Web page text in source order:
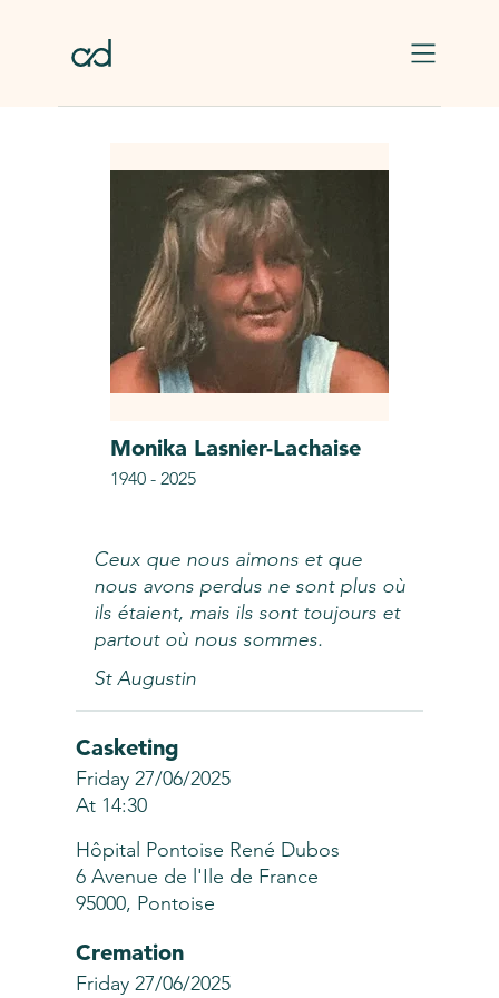
Monika Lasnier-Lachaise
1940 - 2025
Ceux que nous aimons et que
nous avons perdus ne sont plus où
ils étaient, mais ils sont toujours et
partout où nous sommes.
St Augustin
Casketing
Friday 27/06/2025
At 14:30
Hôpital Pontoise René Dubos
6 Avenue de l'Ile de France
95000, Pontoise
Cremation
Friday 27/06/2025